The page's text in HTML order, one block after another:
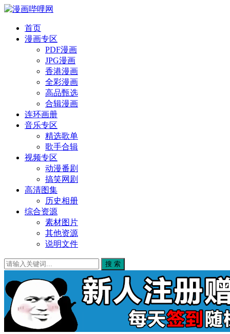
首页
漫画专区
PDF漫画
JPG漫画
香港漫画
全彩漫画
高品甄选
合辑漫画
连环画册
音乐专区
精选歌单
歌手合辑
视频专区
动漫番剧
搞笑网剧
高清图集
历史相册
综合资源
素材图片
其他资源
说明文件
搜 索